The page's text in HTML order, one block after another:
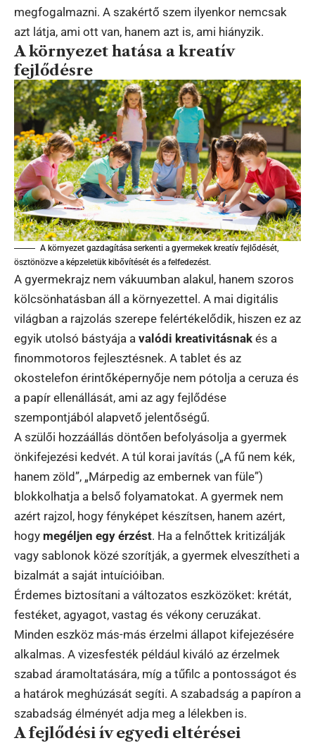
megfogalmazni. A szakértő szem ilyenkor nemcsak
azt látja, ami ott van, hanem azt is, ami hiányzik.
A környezet hatása a kreatív
fejlődésre
A környezet gazdagítása serkenti a gyermekek kreatív fejlődését,
ösztönözve a képzeletük kibővítését és a felfedezést.
A gyermekrajz nem vákuumban alakul, hanem szoros
kölcsönhatásban áll a környezettel. A mai digitális
világban a rajzolás szerepe felértékelődik, hiszen ez az
egyik utolsó bástyája a valódi kreativitásnak és a
finommotoros fejlesztésnek. A tablet és az
okostelefon érintőképernyője nem pótolja a ceruza és
a papír ellenállását, ami az agy fejlődése
szempontjából alapvető jelentőségű.
A szülői hozzáállás döntően befolyásolja a gyermek
önkifejezési kedvét. A túl korai javítás („A fű nem kék,
hanem zöld”, „Márpedig az embernek van füle”)
blokkolhatja a belső folyamatokat. A gyermek nem
azért rajzol, hogy fényképet készítsen, hanem azért,
hogy megéljen egy érzést. Ha a felnőttek kritizálják
vagy sablonok közé szorítják, a gyermek elveszítheti a
bizalmát a saját intuícióiban.
Érdemes biztosítani a változatos eszközöket: krétát,
festéket, agyagot, vastag és vékony ceruzákat.
Minden eszköz más-más érzelmi állapot kifejezésére
alkalmas. A vizesfesték például kiváló az érzelmek
szabad áramoltatására, míg a tűfilc a pontosságot és
a határok meghúzását segíti. A szabadság a papíron a
szabadság élményét adja meg a lélekben is.
A fejlődési ív egyedi eltérései